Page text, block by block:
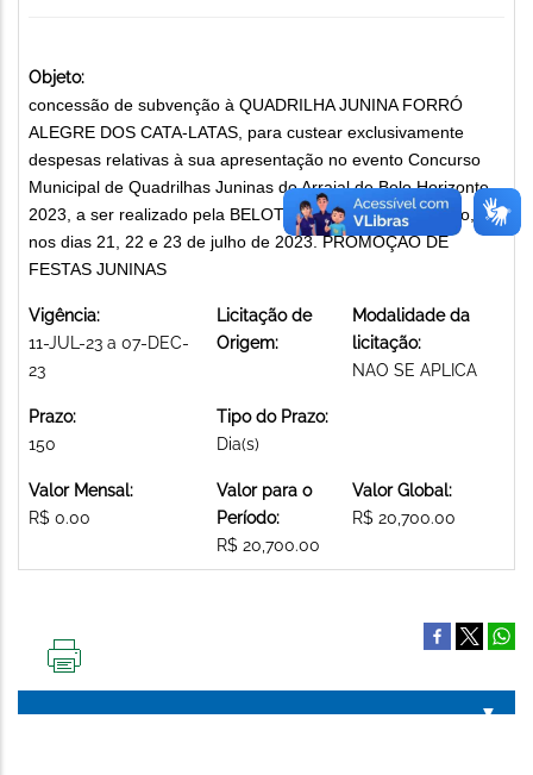
Objeto:
concessão de subvenção à QUADRILHA JUNINA FORRÓ
ALEGRE DOS CATA-LATAS, para custear exclusivamente
despesas relativas à sua apresentação no evento Concurso
Municipal de Quadrilhas Juninas do Arraial de Belo Horizonte
2023, a ser realizado pela BELOTUR na Praça da Estação,
nos dias 21, 22 e 23 de julho de 2023. PROMOÇÃO DE
FESTAS JUNINAS
Vigência:
11-JUL-23 a 07-DEC-
23
Licitação de
Origem:
Modalidade da
licitação:
NAO SE APLICA
Prazo:
150
Tipo do Prazo:
Dia(s)
Valor Mensal:
R$ 0.00
Valor para o
Período:
R$ 20,700.00
Valor Global:
R$ 20,700.00
PÁGINA